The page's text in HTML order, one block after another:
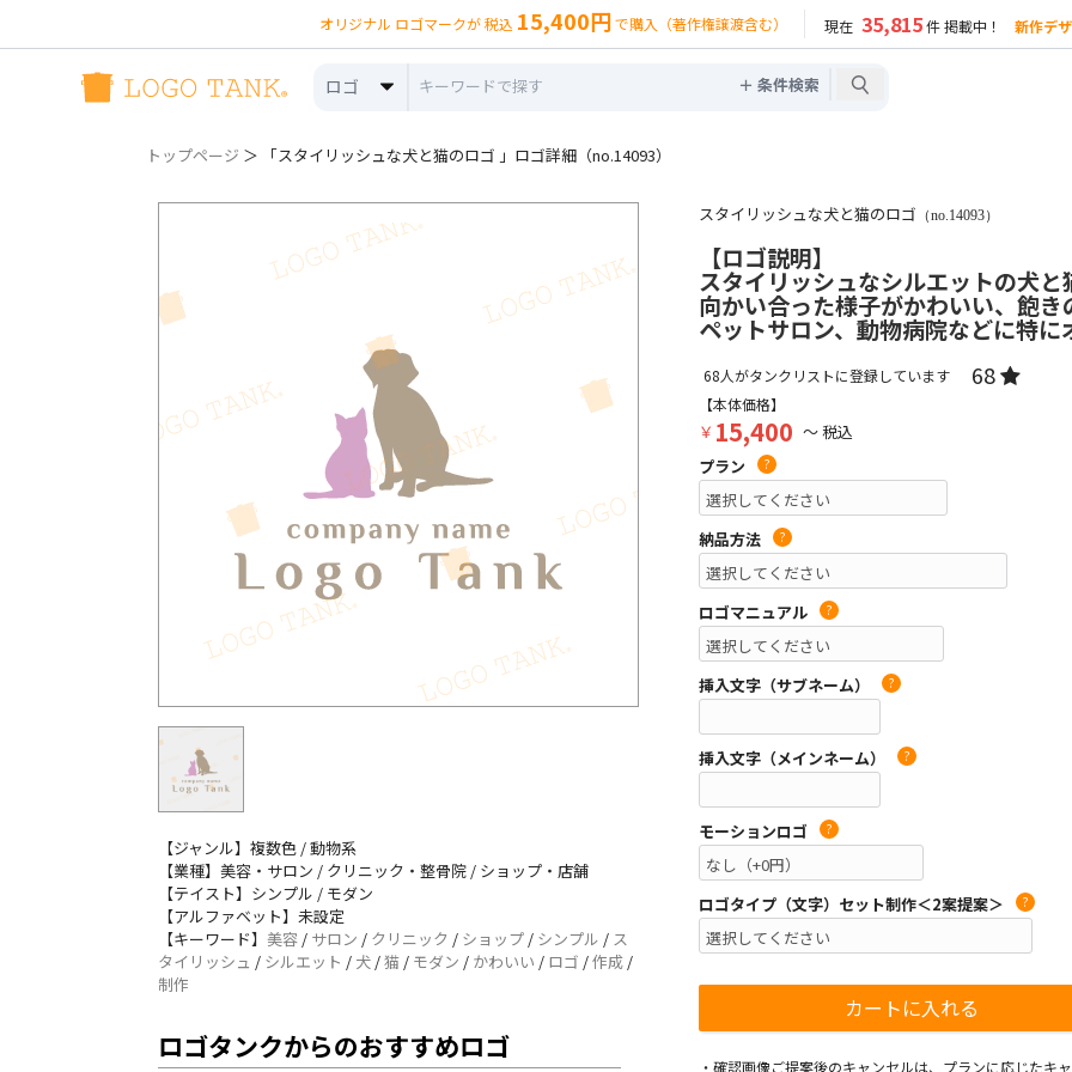
オリジナル ロゴマークが 税込 15,400円 で購入（著作権譲渡含む） 現在 35,815件 掲載中！ 新作デ
ロゴ ＋ 条件検索
トップページ ＞ 「スタイリッシュな犬と猫のロゴ 」ロゴ詳細（no.14093）
【ジャンル】複数色 / 動物系
【業種】美容・サロン / クリニック・整骨院 / ショップ・店舗
【テイスト】シンプル / モダン
【アルファベット】未設定
【キーワード】 美容 / サロン / クリニック / ショップ / シンプル / ス
タイリッシュ / シルエット / 犬 /猫 / モダン / かわいい / ロゴ /作成 /
制作
ロゴタンクからのおすすめロゴ
スタイリッシュな犬と猫のロゴ （no.14093）
【ロゴ説明】
スタイリッシュなシルエットの犬と
向かい合った様子がかわいい、飽き
ペットサロン、動物病院などに特に
68人がタンクリストに登録しています 68
【本体価格】
￥ 15,400 ～ 税込
プラン
?
納品方法 ?
ロゴマニュアル ?
挿入文字（サブネーム） ?
挿入文字（メインネーム） ?
モーションロゴ ?
ロゴタイプ（文字）セット制作＜2案提案＞ ?
・確認画像ご提案後のキャンセルは、プランに応じたキ